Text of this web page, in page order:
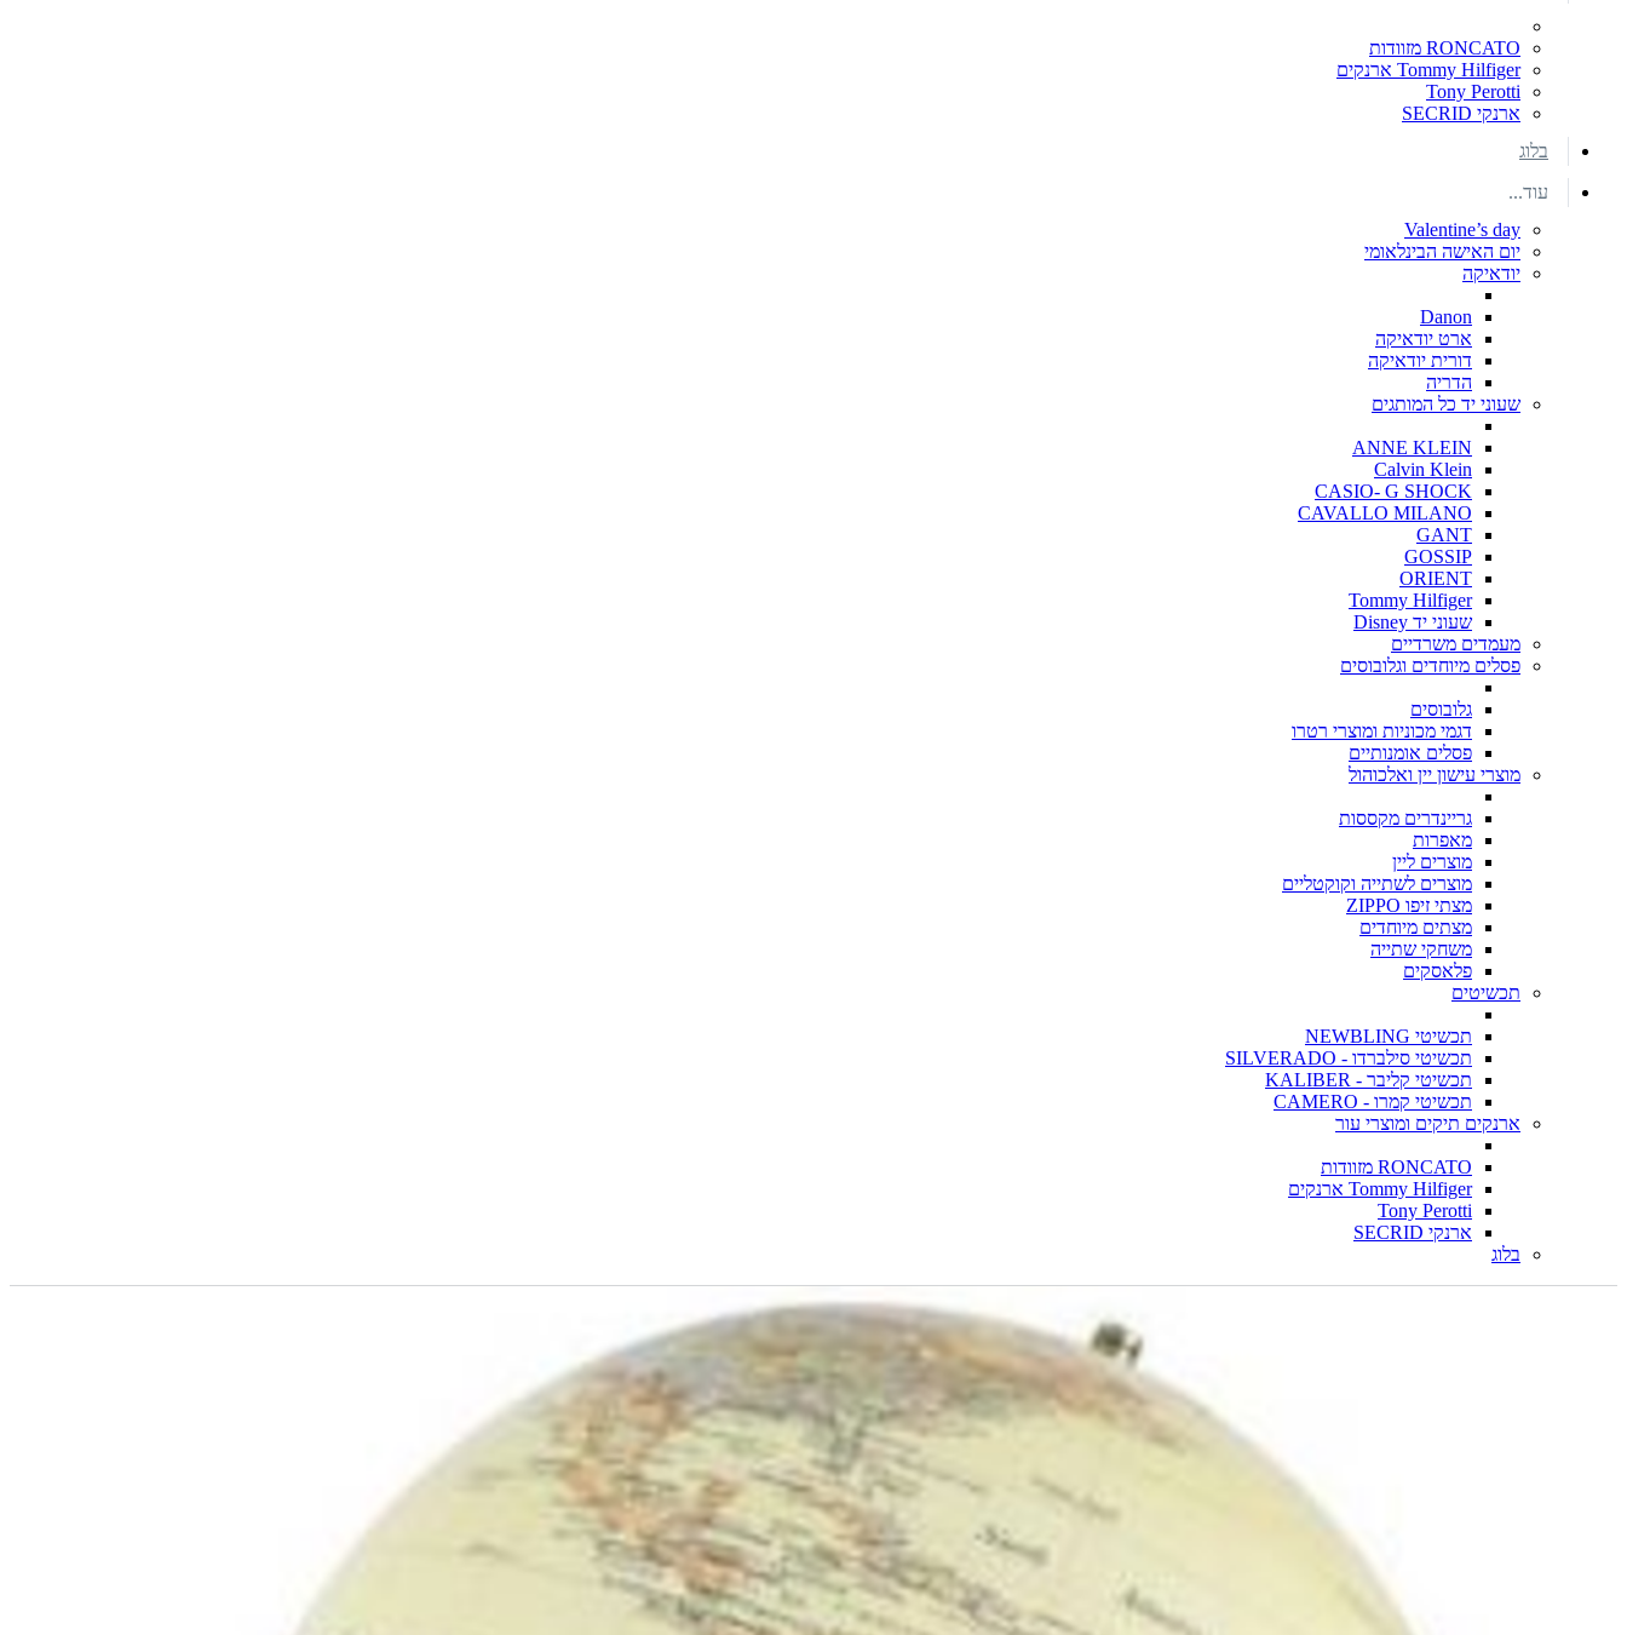
RONCATO מזוודות
Tommy Hilfiger ארנקים
Tony Perotti
ארנקי SECRID
בלוג
עוד...
Valentine’s day
יום האישה הבינלאומי
יודאיקה
Danon
ארט יודאיקה
דורית יודאיקה
הדריה
שעוני יד כל המותגים
ANNE KLEIN
Calvin Klein
CASIO- G SHOCK
CAVALLO MILANO
GANT
GOSSIP
ORIENT
Tommy Hilfiger
שעוני יד Disney
מעמדים משרדיים
פסלים מיוחדים וגלובוסים
גלובוסים
דגמי מכוניות ומוצרי רטרו
פסלים אומנותיים
מוצרי עישון יין ואלכוהול
גריינדרים מקססות
מאפרות
מוצרים ליין
מוצרים לשתייה וקוקטליים
מצתי זיפו ZIPPO
מצתים מיוחדים
משחקי שתייה
פלאסקים
תכשיטים
תכשיטי NEWBLING
תכשיטי סילברדו - SILVERADO
תכשיטי קליבר - KALIBER
תכשיטי קמרו - CAMERO
ארנקים תיקים ומוצרי עור
RONCATO מזוודות
Tommy Hilfiger ארנקים
Tony Perotti
ארנקי SECRID
בלוג